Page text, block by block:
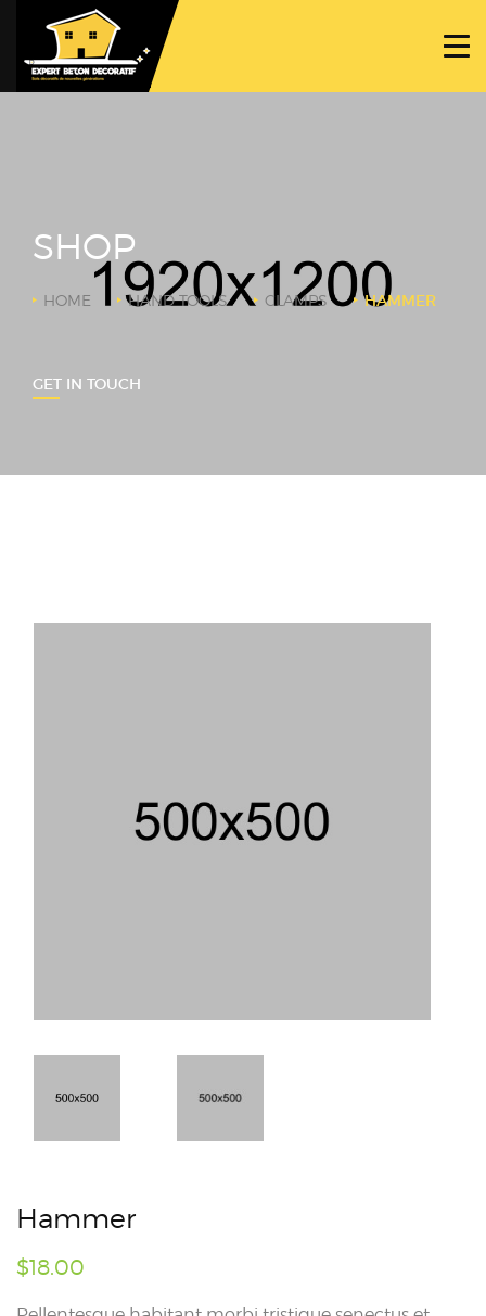
PROJETS
SHOP
HOME HAND TOOLS CLAMPS HAMMER
GET IN TOUCH
Hammer
$18.00